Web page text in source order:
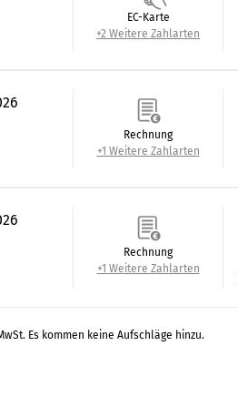
EC-Karte
+2 Weitere Zahlarten
Rechnung
+1 Weitere Zahlarten
Rechnung
+1 Weitere Zahlarten
Es kommen keine Aufschläge hinzu.